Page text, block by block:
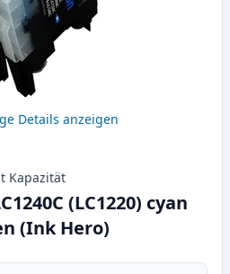
Details anzeigen
Kapazität
(LC1220) cyan
(Ink Hero)